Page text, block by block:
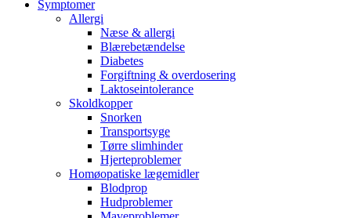
Symptomer
Allergi
Næse & allergi
Blærebetændelse
Diabetes
Forgiftning & overdosering
Laktoseintolerance
Skoldkopper
Snorken
Transportsyge
Tørre slimhinder
Hjerteproblemer
Homøopatiske lægemidler
Blodprop
Hudproblemer